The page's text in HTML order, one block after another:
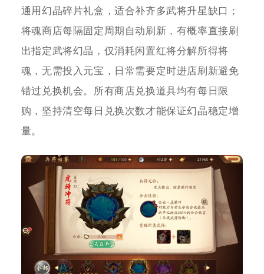
通用幻晶碎片礼盒，适合补齐多武将升星缺口；
将魂商店每隔固定周期自动刷新，有概率直接刷
出指定武将幻晶，仅消耗闲置红将分解所得将
魂，无需投入元宝，日常需要定时进店刷新避免
错过兑换机会。所有商店兑换道具均有每日限
购，坚持清空每日兑换次数才能保证幻晶稳定增
量。